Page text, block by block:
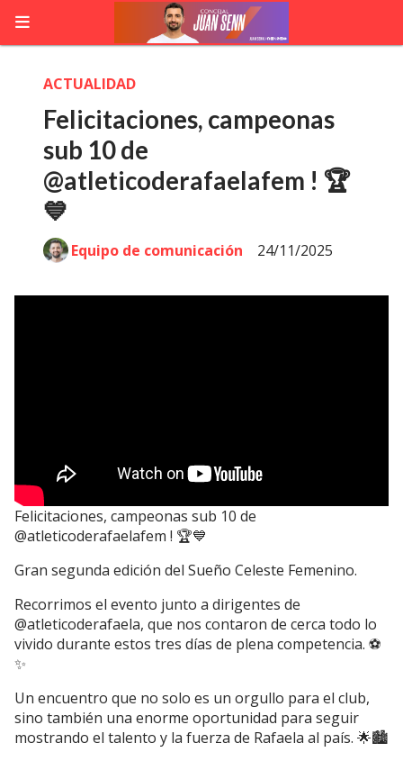
Felicitaciones, campeonas
sub 10 de
@atleticoderafaelafem ! 🏆
💙
ACTUALIDAD
24/11/2025
Equipo de comunicación
Felicitaciones, campeonas sub 10 de
@atleticoderafaelafem ! 🏆💙
Gran segunda edición del Sueño Celeste Femenino.
Recorrimos el evento junto a dirigentes de
@atleticoderafaela, que nos contaron de cerca todo lo
vivido durante estos tres días de plena competencia. ⚽
✨
Un encuentro que no solo es un orgullo para el club,
sino también una enorme oportunidad para seguir
mostrando el talento y la fuerza de Rafaela al país. 🌟🏙️